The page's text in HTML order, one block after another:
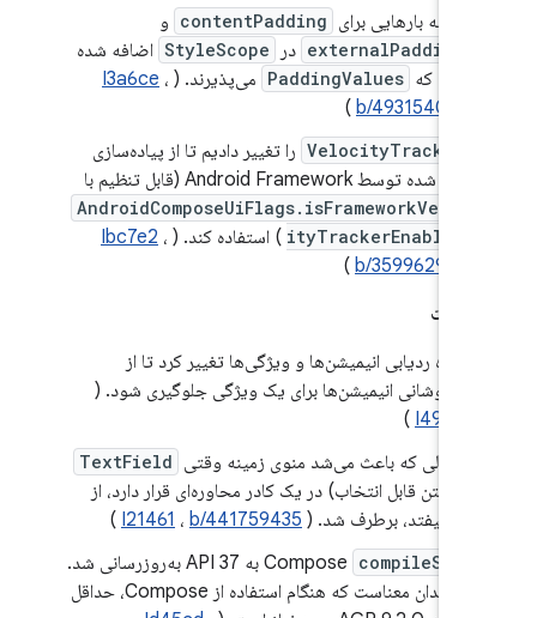
اضافه بارهایی برای contentPadding و
externalPadding در StyleScope اضافه شده
PaddingValues می‌پذیرند. ( I3a6ce،
b/493154098
)
VelocityTracker را تغییر دادیم تا از پیاده‌سازی
ارائه شده توسط Android Framework (قابل تنظیم با
AndroidComposeUiFlags.isFrameworkVeloc
ityTrackerEnabled) استفاده کند. ( Ibc7e2 ،
b/359962905
)
نحوه ردیابی انیمیشن‌ها و ویژگی‌ها تغییر کرد تا از
همپوشانی انیمیشن‌ها برای یک ویژگی جلوگیری شود. (
اشکالی که باعث می‌شد منوی زمینه وقتی TextField
(یا متن قابل انتخاب) در یک کادر محاوره‌ای قرار دارد، از
کار بیفتد، برطرف شد. (
I21461،b/441759435
)
Compose compileSdk
به API 37 به‌روزرسانی شد.
این بدان معناست که هنگام استفاده از Compose، حداقل